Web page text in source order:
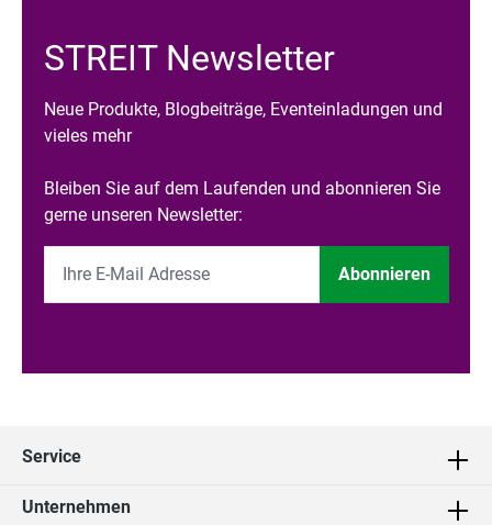
STREIT Newsletter
Neue Produkte, Blogbeiträge, Eventeinladungen und
vieles mehr
Bleiben Sie auf dem Laufenden und abonnieren Sie
gerne unseren Newsletter:
Abonnieren
Service
Unternehmen